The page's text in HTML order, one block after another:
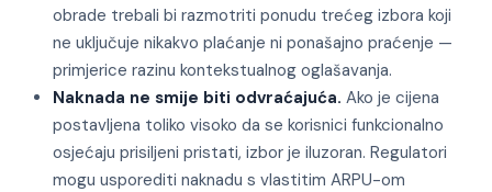
obrade trebali bi razmotriti ponudu trećeg izbora koji
ne uključuje nikakvo plaćanje ni ponašajno praćenje —
primjerice razinu kontekstualnog oglašavanja.
Naknada ne smije biti odvraćajuća. Ako je cijena
postavljena toliko visoko da se korisnici funkcionalno
osjećaju prisiljeni pristati, izbor je iluzoran. Regulatori
mogu usporediti naknadu s vlastitim ARPU-om